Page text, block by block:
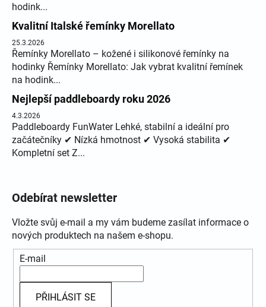
hodink...
Kvalitní Italské řemínky Morellato
25.3.2026
Řemínky Morellato – kožené i silikonové řemínky na
hodinky Řemínky Morellato: Jak vybrat kvalitní řemínek
na hodink...
Nejlepší paddleboardy roku 2026
4.3.2026
Paddleboardy FunWater Lehké, stabilní a ideální pro
začátečníky ✔ Nízká hmotnost ✔ Vysoká stabilita ✔
Kompletní set Z...
Odebírat newsletter
Vložte svůj e-mail a my vám budeme zasílat informace o
nových produktech na našem e-shopu.
E-mail
PŘIHLÁSIT SE